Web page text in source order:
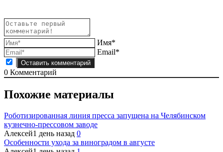
Имя*
Email*
0 Комментарий
Похожие материалы
Роботизированная линия пресса запущена на Челябинском
кузнечно-прессовом заводе
Алексей1 день назад 0
Особенности ухода за виноградом в августе